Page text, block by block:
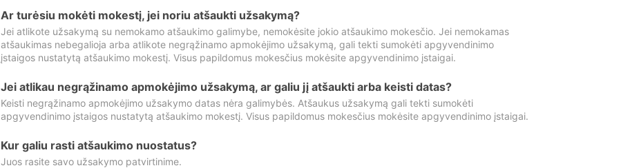
Ar turėsiu mokėti mokestį, jei noriu atšaukti užsakymą?
Jei atlikote užsakymą su nemokamo atšaukimo galimybe, nemokėsite jokio atšaukimo mokesčio. Jei nemokamas
atšaukimas nebegalioja arba atlikote negrąžinamo apmokėjimo užsakymą, gali tekti sumokėti apgyvendinimo
įstaigos nustatytą atšaukimo mokestį. Visus papildomus mokesčius mokėsite apgyvendinimo įstaigai.
Jei atlikau negrąžinamo apmokėjimo užsakymą, ar galiu jį atšaukti arba keisti datas?
Keisti negrąžinamo apmokėjimo užsakymo datas nėra galimybės. Atšaukus užsakymą gali tekti sumokėti
apgyvendinimo įstaigos nustatytą atšaukimo mokestį. Visus papildomus mokesčius mokėsite apgyvendinimo įstaigai.
Kur galiu rasti atšaukimo nuostatus?
Juos rasite savo užsakymo patvirtinime.